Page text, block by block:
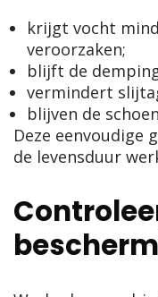
krijgt vocht
veroorzaken;
blijft de
vermindert
blijven de
Deze eenvoudige
de levensduur